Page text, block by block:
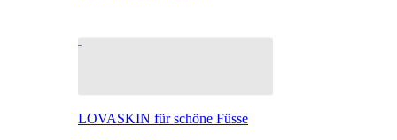
LOVASKIN für schöne Füsse